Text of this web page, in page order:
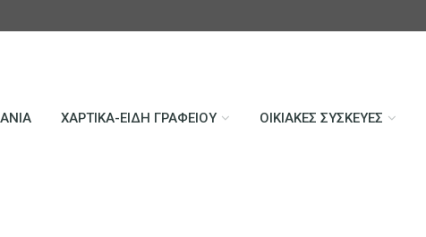
ΧΑΡΤΙΚΆ-ΕΊΔΗ ΓΡΑΦΕΊΟΥ ΟΙΚΙΑΚΈΣ ΣΥΣΚΕΥΈΣ